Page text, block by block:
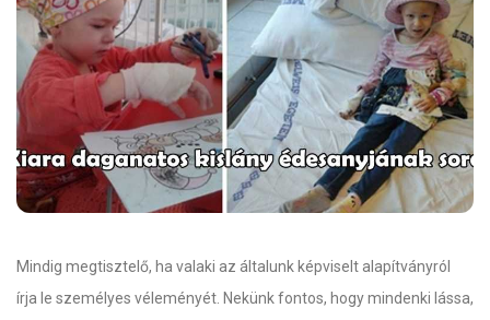
Mindig megtisztelő, ha valaki az általunk képviselt alapítványról
írja le személyes véleményét. Nekünk fontos, hogy mindenki lássa,